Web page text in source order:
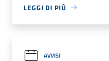
LEGGI DI PIÙ
AVVISI